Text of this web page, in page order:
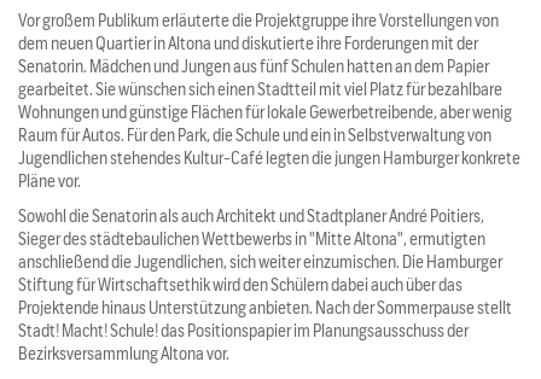
Vor großem Publikum erläuterte die Projektgruppe ihre Vorstellungen von
dem neuen Quartier in Altona und diskutierte ihre Forderungen mit der
Senatorin. Mädchen und Jungen aus fünf Schulen hatten an dem Papier
gearbeitet. Sie wünschen sich einen Stadtteil mit viel Platz für bezahlbare
Wohnungen und günstige Flächen für lokale Gewerbetreibende, aber wenig
Raum für Autos. Für den Park, die Schule und ein in Selbstverwaltung von
Jugendlichen stehendes Kultur-Café legten die jungen Hamburger konkrete
Pläne vor.
Sowohl die Senatorin als auch Architekt und Stadtplaner André Poitiers,
Sieger des städtebaulichen Wettbewerbs in "Mitte Altona", ermutigten
anschließend die Jugendlichen, sich weiter einzumischen. Die Hamburger
Stiftung für Wirtschaftsethik wird den Schülern dabei auch über das
Projektende hinaus Unterstützung anbieten. Nach der Sommerpause stellt
Stadt! Macht! Schule! das Positionspapier im Planungsausschuss der
Bezirksversammlung Altona vor.